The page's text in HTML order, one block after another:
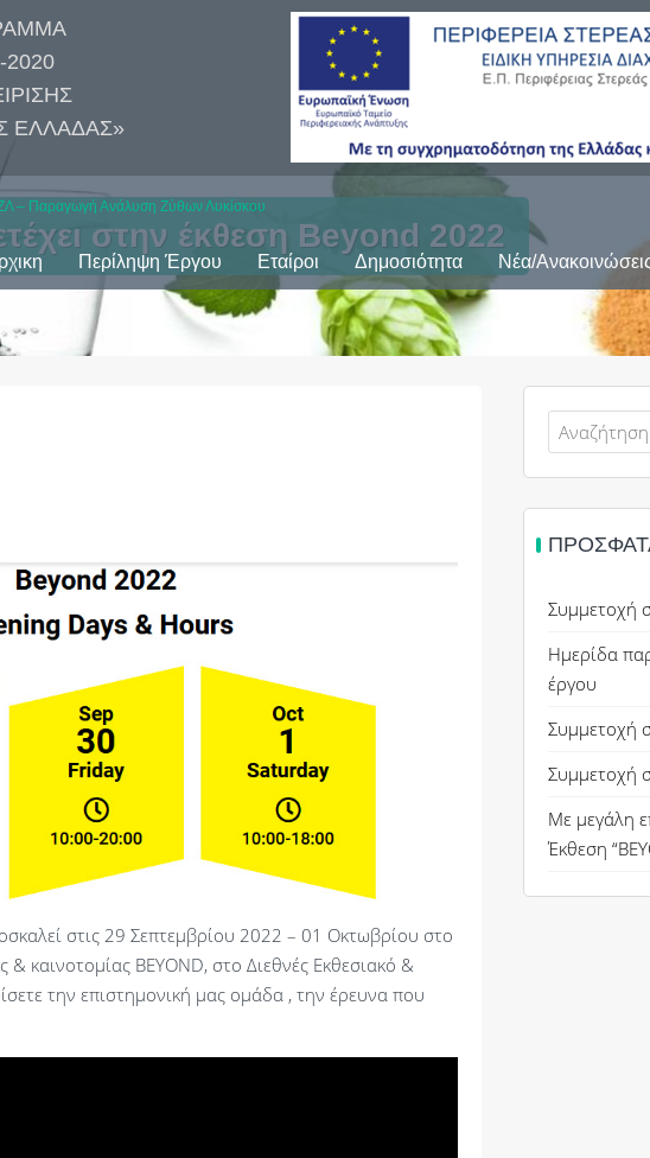
ΕΛΛΑΔΑΣ»
– Παραγωγή Ανάλυση Ζύθων Λυκίσκου
Περίληψη Έργου Εταίροι Δημοσιότητα Νέα/
στην έκθεση Beyond 2022
στις 29 Σεπτεμβρίου 2022 – 01 Οκτωβρίου στο
καινοτομίας BEYOND, στο Διεθνές Εκθεσιακό &
την επιστημονική μας ομάδα , την έρευνα που
Αναζήτηση
για:
Συμμετοχή
Ημερίδα
έργου
Συμμετοχή
Συμμετοχή
Με μεγάλη
Έκθεση